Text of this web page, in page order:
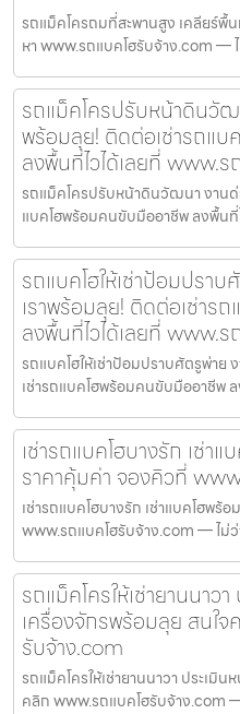
รถแม็คโครถมที่สะพานสูง เคลียร์พื้
หา www.รถแบคโฮรับจ้าง.com —
รถแม็คโครปรับหน้าดินวัฒ
พร้อมลุย! ติดต่อเช่ารถแ
ลงพื้นที่ไวได้เลยที่ www.
รถแม็คโครปรับหน้าดินวัฒนา งานด่
แบคโฮพร้อมคนขับมืออาชีพ ลงพื้นที่
รถแบคโฮให้เช่าป้อมปรา
เราพร้อมลุย! ติดต่อเช่าร
ลงพื้นที่ไวได้เลยที่ www.
รถแบคโฮให้เช่าป้อมปราบศัตรูพ่าย
เช่ารถแบคโฮพร้อมคนขับมืออาชีพ
เช่ารถแบคโฮบางรัก เช่า
ราคาคุ้มค่า จองคิวที่
เช่ารถแบคโฮบางรัก เช่าแบคโฮพ
www.รถแบคโฮรับจ้าง.com — ไม่
รถแม็คโครให้เช่ายานนาว
เครื่องจักรพร้อมลุย สนใ
รับจ้าง.com
รถแม็คโครให้เช่ายานนาวา ประเมิ
คลิก www.รถแบคโฮรับจ้าง.com